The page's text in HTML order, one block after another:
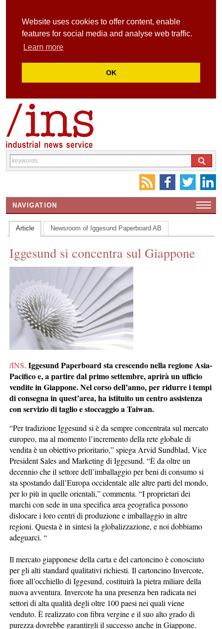
Website uses cookies to offer content, enable
features for social media and analyse web traffic.
Learn more
OK
NAVIGATION
HOME
CONTACT US
INS MAIN WEBSITE
ABOUT US
Article Newsroom of Iggesund Paperboard AB
Iggesund si concentra sul Giappone
/INS. Iggesund Paperboard sta crescendo nella regione Asia-
Pacifico e, a partire dal primo settembre, aprirà un ufficio
vendite in Giappone. Nel corso dell’anno, per ridurre i tempi
di consegna in quest’area, ha istituito un centro assistenza
con servizio di taglio e stoccaggio a Taiwan.
“Per tradizione Iggesund si è da sempre concentrata sul mercato
europeo, ma al momento l’incremento della rete globale di
vendita è un obiettivo prioritario,” spiega Arvid Sundblad, Vice
President Sales and Marketing di Iggesund. “È da oltre un
decennio che il settore dell’imballaggio per beni di consumo si
sta spostando dall’Europa occidentale alle altre parti del mondo,
per lo più in quelle orientali,” commenta. “I proprietari dei
marchi con sede in una specifica area geografica possono
dislocare i loro centri di produzione e imballaggio in altre
regioni. Questa è in sintesi la globalizzazione, e noi dobbiamo
adeguarci. “
Il mercato giapponese della carta e del cartoncino è conosciuto
per gli alti standard qualitativi richiesti. Il cartoncino Invercote,
fiore all’occhiello di Iggesund, costituirà la pietra miliare della
nuova avventura. Invercote ha una presenza ben radicata nei
settori di alta qualità degli oltre 100 paesi nei quali viene
venduto. È realizzato con fibra vergine e il suo alto grado di
purezza dovrebbe garantirgli il successo anche in Giappone.